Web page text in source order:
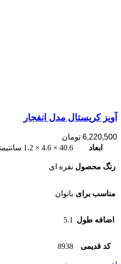
آویز کریستال مدل انفجار
6,220,500 تومان
ابعاد
40.6 × 4.6 × 1.2 سانتیمتر
رنگ محصول نقره ای
مناسب برای بانوان
اضافه طول 5.1
کد قدیمی 8938